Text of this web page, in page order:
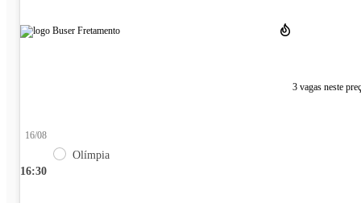
3 vagas neste
16:30
16/08
Olímpia